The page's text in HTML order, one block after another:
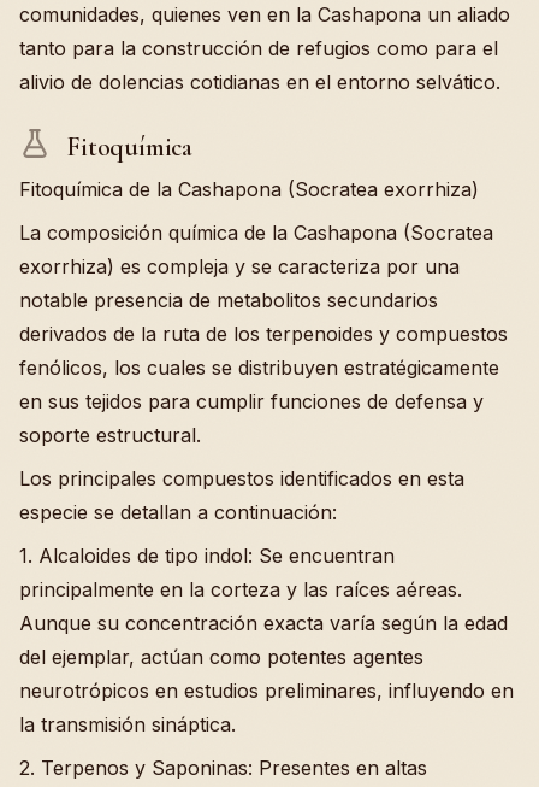
comunidades, quienes ven en la Cashapona un aliado
tanto para la construcción de refugios como para el
alivio de dolencias cotidianas en el entorno selvático.
Fitoquímica
Fitoquímica de la Cashapona (Socratea exorrhiza)
La composición química de la Cashapona (Socratea
exorrhiza) es compleja y se caracteriza por una
notable presencia de metabolitos secundarios
derivados de la ruta de los terpenoides y compuestos
fenólicos, los cuales se distribuyen estratégicamente
en sus tejidos para cumplir funciones de defensa y
soporte estructural.
Los principales compuestos identificados en esta
especie se detallan a continuación:
1. Alcaloides de tipo indol: Se encuentran
principalmente en la corteza y las raíces aéreas.
Aunque su concentración exacta varía según la edad
del ejemplar, actúan como potentes agentes
neurotrópicos en estudios preliminares, influyendo en
la transmisión sináptica.
2. Terpenos y Saponinas: Presentes en altas